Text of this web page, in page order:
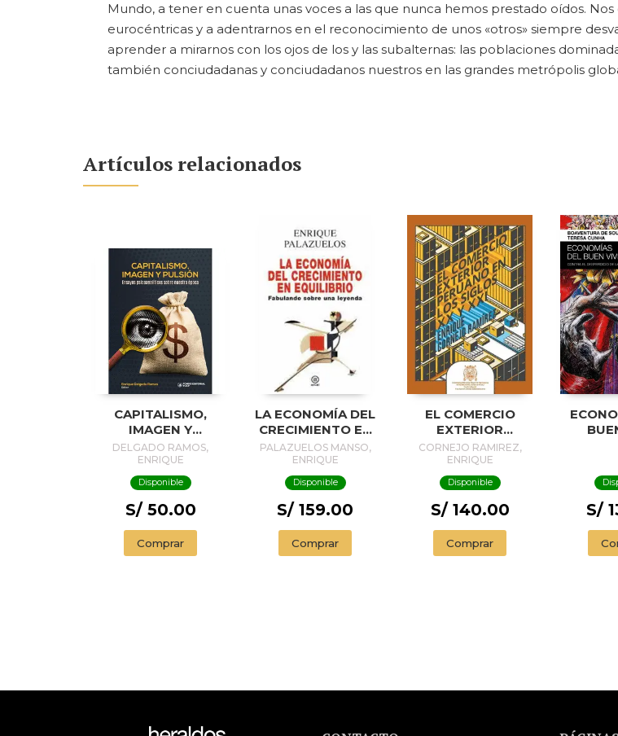
Mundo, a tener en cuenta unas voces a las que nunca hemos prestado oídos.
eurocéntricas y a adentrarnos en el reconocimiento de unos «otros» siempre
aprender a mirarnos con los ojos de los y las subalternas: las poblaciones
también conciudadanas y conciudadanos nuestros en las grandes metrópolis
Artículos relacionados
CAPITALISMO,
IMAGEN Y
PULSIÓN
DELGADO RAMOS,
ENRIQUE
Disponible
S/ 50.00
Comprar
LA ECONOMÍA DEL
CRECIMIENTO EN
EQUILIBRIO :
FABULANDO
SOBRE UNA
LEYENDA
PALAZUELOS MANSO,
ENRIQUE
Disponible
S/ 159.00
Comprar
EL COMERCIO
EXTERIOR
PERUANO EN LOS
SIGLOS XX Y XXI
CORNEJO RAMIREZ,
ENRIQUE
Disponible
S/ 140.00
Comprar
S/